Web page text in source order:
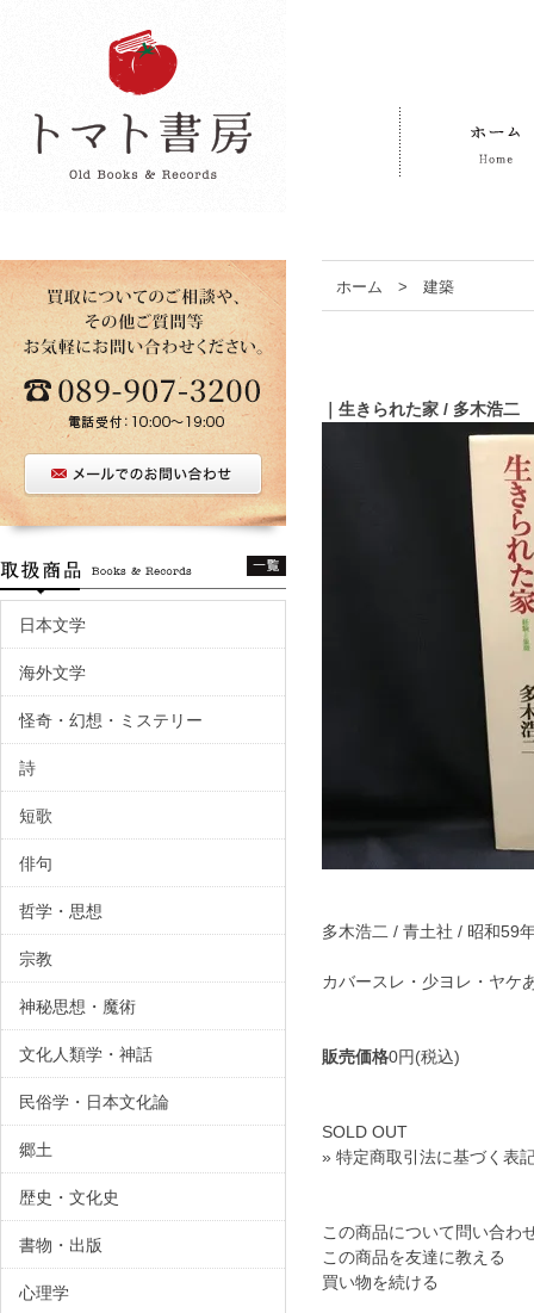
ホーム > 建築
｜生きられた家 / 多木浩二
多木浩二 / 青土社 / 昭和59
カバースレ・少ヨレ・ヤ
販売価格0円(税込)
SOLD OUT
» 特定商取引法に基づく表
この商品について問い合わ
この商品を友達に教える
買い物を続ける
日本文学
海外文学
怪奇・幻想・ミステリー
詩
短歌
俳句
哲学・思想
宗教
神秘思想・魔術
文化人類学・神話
民俗学・日本文化論
郷土
歴史・文化史
書物・出版
心理学